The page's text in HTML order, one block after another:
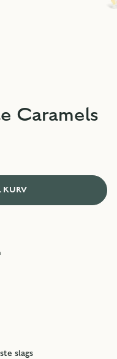
Caramels
KURV
slags